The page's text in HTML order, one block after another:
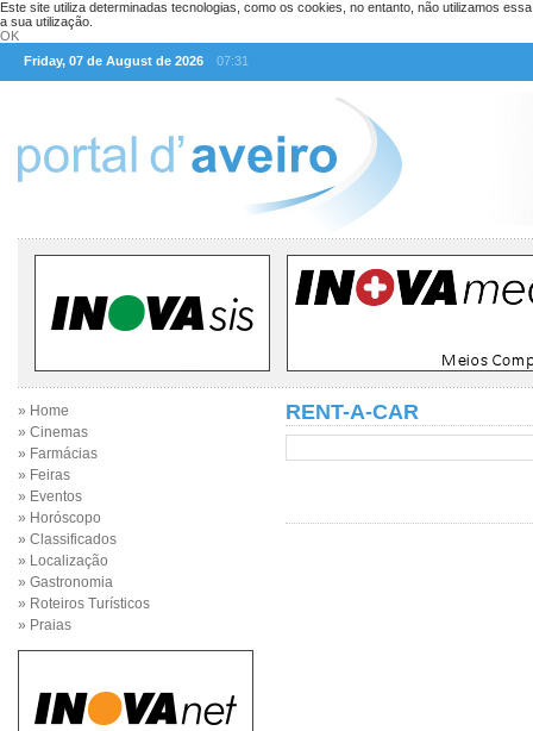
Este site utiliza determinadas tecnologias, como os cookies, no entanto, não utilizamos
a sua utilização.
OK
Friday, 07 de August de 2026
07:31
» Home
» Cinemas
» Farmácias
» Feiras
» Eventos
» Horóscopo
» Classificados
» Localização
» Gastronomia
» Roteiros Turísticos
» Praias
RENT-A-CAR